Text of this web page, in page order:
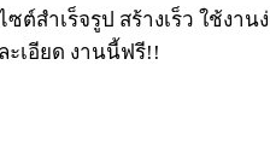
ำเร็จรูป สร้างเร็ว ใช้งานง่
ะเอียด งานนี้ฟรี!!